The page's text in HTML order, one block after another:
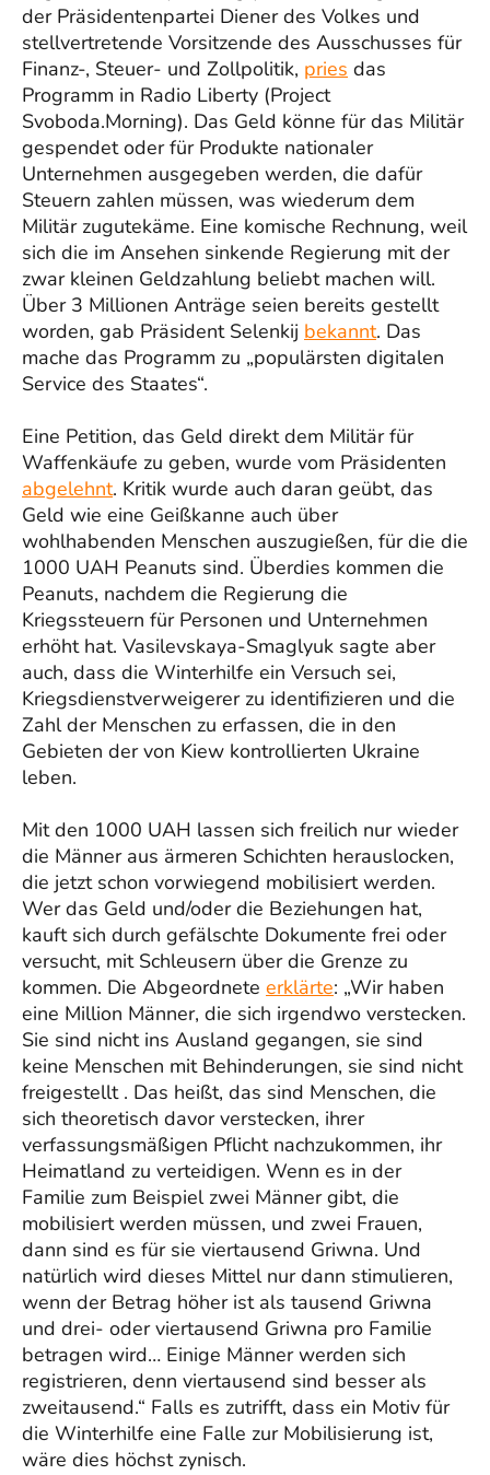
der Präsidentenpartei Diener des Volkes und
stellvertretende Vorsitzende des Ausschusses für
Finanz-, Steuer- und Zollpolitik, pries das
Programm in Radio Liberty (Project
Svoboda.Morning). Das Geld könne für das Militär
gespendet oder für Produkte nationaler
Unternehmen ausgegeben werden, die dafür
Steuern zahlen müssen, was wiederum dem
Militär zugutekäme. Eine komische Rechnung, weil
sich die im Ansehen sinkende Regierung mit der
zwar kleinen Geldzahlung beliebt machen will.
Über 3 Millionen Anträge seien bereits gestellt
worden, gab Präsident Selenkij bekannt. Das
mache das Programm zu „populärsten digitalen
Service des Staates“.
Eine Petition, das Geld direkt dem Militär für
Waffenkäufe zu geben, wurde vom Präsidenten
abgelehnt. Kritik wurde auch daran geübt, das
Geld wie eine Geißkanne auch über
wohlhabenden Menschen auszugießen, für die die
1000 UAH Peanuts sind. Überdies kommen die
Peanuts, nachdem die Regierung die
Kriegssteuern für Personen und Unternehmen
erhöht hat. Vasilevskaya-Smaglyuk sagte aber
auch, dass die Winterhilfe ein Versuch sei,
Kriegsdienstverweigerer zu identifizieren und die
Zahl der Menschen zu erfassen, die in den
Gebieten der von Kiew kontrollierten Ukraine
leben.
Mit den 1000 UAH lassen sich freilich nur wieder
die Männer aus ärmeren Schichten herauslocken,
die jetzt schon vorwiegend mobilisiert werden.
Wer das Geld und/oder die Beziehungen hat,
kauft sich durch gefälschte Dokumente frei oder
versucht, mit Schleusern über die Grenze zu
kommen. Die Abgeordnete erklärte: „Wir haben
eine Million Männer, die sich irgendwo verstecken.
Sie sind nicht ins Ausland gegangen, sie sind
keine Menschen mit Behinderungen, sie sind nicht
freigestellt . Das heißt, das sind Menschen, die
sich theoretisch davor verstecken, ihrer
verfassungsmäßigen Pflicht nachzukommen, ihr
Heimatland zu verteidigen. Wenn es in der
Familie zum Beispiel zwei Männer gibt, die
mobilisiert werden müssen, und zwei Frauen,
dann sind es für sie viertausend Griwna. Und
natürlich wird dieses Mittel nur dann stimulieren,
wenn der Betrag höher ist als tausend Griwna
und drei- oder viertausend Griwna pro Familie
betragen wird… Einige Männer werden sich
registrieren, denn viertausend sind besser als
zweitausend.“ Falls es zutrifft, dass ein Motiv für
die Winterhilfe eine Falle zur Mobilisierung ist,
wäre dies höchst zynisch.